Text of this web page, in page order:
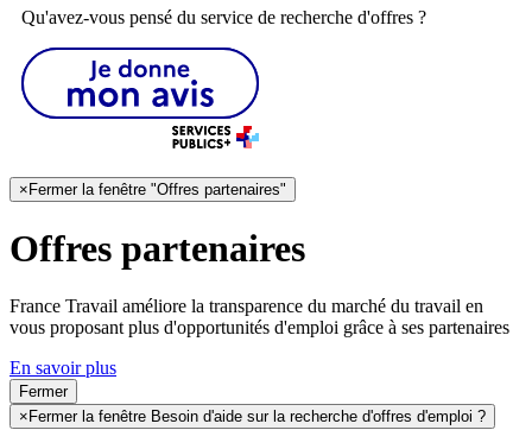
Qu'avez-vous pensé du service de recherche d'offres ?
×Fermer la fenêtre "Offres partenaires"
Offres partenaires
France Travail améliore la transparence du marché du travail en
vous proposant plus d'opportunités d'emploi grâce à ses partenaires
En savoir plus
Fermer
× Fermer la fenêtre Besoin d'aide sur la recherche d'offres d'emploi ?